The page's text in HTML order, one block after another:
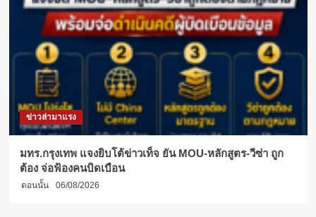
ข่าวล่ามาแรง
มทร.กรุงเทพ แจงยิบโต้ข่าวเท็จ ยัน MOU-หลักสูตร-วีซ่า ถูก
ต้อง จ่อฟ้องคนบิดเบือน
ตอนนั้น 06/08/2026